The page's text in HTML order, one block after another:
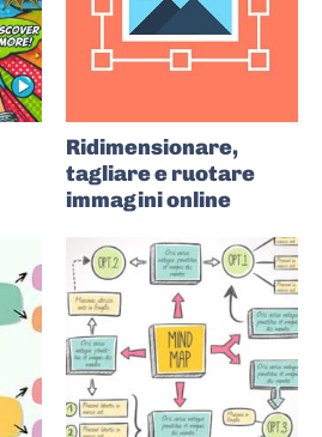
Ridimensionare,
tagliare e ruotare
immagini online